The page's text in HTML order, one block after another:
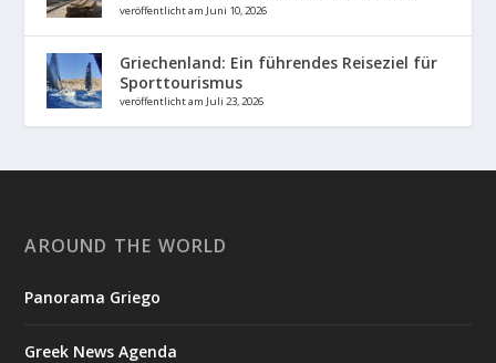
veröffentlicht am Juni 10, 2026
Griechenland: Ein führendes Reiseziel für
Sporttourismus
veröffentlicht am Juli 23, 2026
AROUND THE WORLD
Panorama Griego
Greek News Agenda